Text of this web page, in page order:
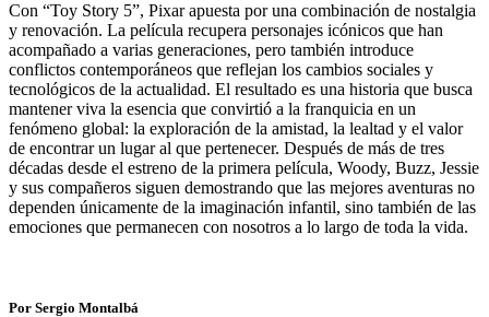
Con “Toy Story 5”, Pixar apuesta por una combinación de nostalgia
y renovación. La película recupera personajes icónicos que han
acompañado a varias generaciones, pero también introduce
conflictos contemporáneos que reflejan los cambios sociales y
tecnológicos de la actualidad. El resultado es una historia que busca
mantener viva la esencia que convirtió a la franquicia en un
fenómeno global: la exploración de la amistad, la lealtad y el valor
de encontrar un lugar al que pertenecer. Después de más de tres
décadas desde el estreno de la primera película, Woody, Buzz, Jessie
y sus compañeros siguen demostrando que las mejores aventuras no
dependen únicamente de la imaginación infantil, sino también de las
emociones que permanecen con nosotros a lo largo de toda la vida.
Por Sergio Montalbá